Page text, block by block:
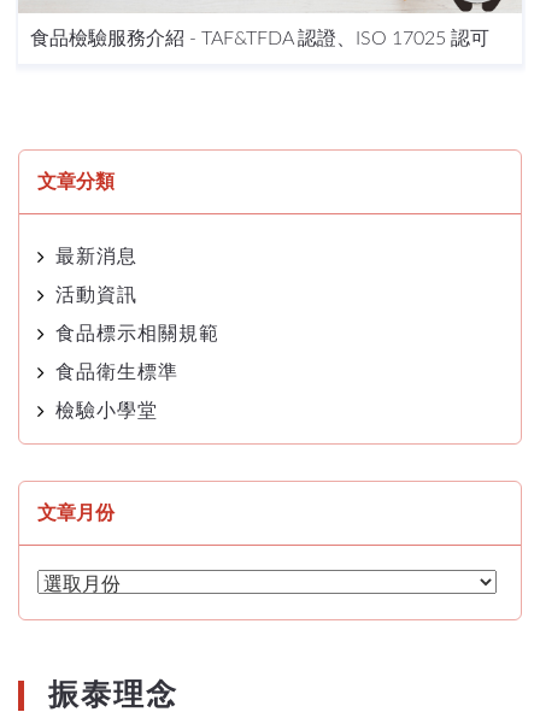
食品檢驗服務介紹 - TAF&TFDA 認證、ISO 17025 認可
文章分類
最新消息
活動資訊
食品標示相關規範
食品衛生標準
檢驗小學堂
文章月份
文
振泰理念